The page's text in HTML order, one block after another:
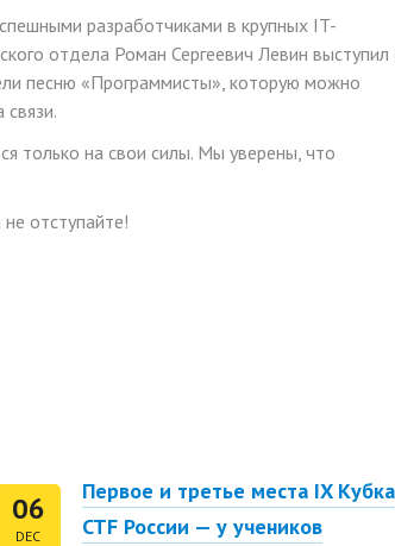
разработчиками в крупных IT-
отдела Роман Сергеевич Левин выступил
песню «Программисты», которую можно
только на свои силы. Мы уверены, что
отступайте!
06
DEC
Первое и третье места IX Кубка
CTF России — у учеников